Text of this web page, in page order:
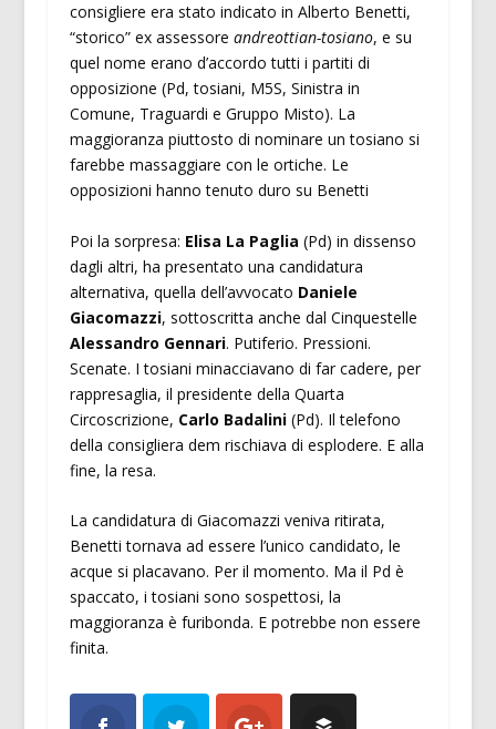
consigliere era stato indicato in Alberto Benetti,
“storico” ex assessore andreottian-tosiano, e su
quel nome erano d’accordo tutti i partiti di
opposizione (Pd, tosiani, M5S, Sinistra in
Comune, Traguardi e Gruppo Misto). La
maggioranza piuttosto di nominare un tosiano si
farebbe massaggiare con le ortiche. Le
opposizioni hanno tenuto duro su Benetti
Poi la sorpresa: Elisa La Paglia (Pd) in dissenso
dagli altri, ha presentato una candidatura
alternativa, quella dell’avvocato Daniele
Giacomazzi, sottoscritta anche dal Cinquestelle
Alessandro Gennari. Putiferio. Pressioni.
Scenate. I tosiani minacciavano di far cadere, per
rappresaglia, il presidente della Quarta
Circoscrizione, Carlo Badalini(Pd). Il telefono
della consigliera dem rischiava di esplodere. E alla
fine, la resa.
La candidatura di Giacomazzi veniva ritirata,
Benetti tornava ad essere l’unico candidato, le
acque si placavano. Per il momento. Ma il Pd è
spaccato, i tosiani sono sospettosi, la
maggioranza è furibonda. E potrebbe non essere
finita.